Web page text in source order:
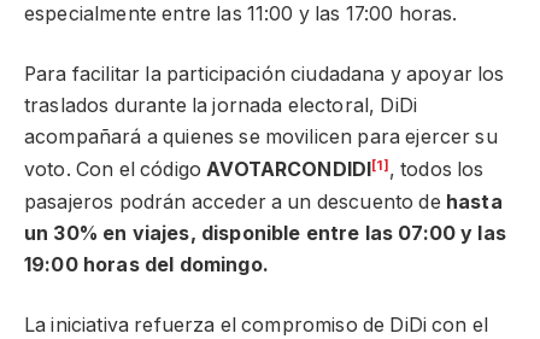
especialmente entre las 11:00 y las 17:00 horas.
Para facilitar la participación ciudadana y apoyar los
traslados durante la jornada electoral, DiDi
acompañará a quienes se movilicen para ejercer su
voto. Con el códigoAVOTARCONDIDI [1], todos los
pasajeros podrán acceder a un descuento de hasta
un 30% en viajes, disponible entre las 07:00 y las
19:00 horas del domingo.
La iniciativa refuerza el compromiso de DiDi con el